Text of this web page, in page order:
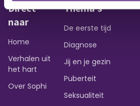
Direct
naar
Home
Verhalen uit
het hart
Over Sophi
Thema's
De eerste tijd
Diagnose
Jij en je gezin
Puberteit
Seksualiteit